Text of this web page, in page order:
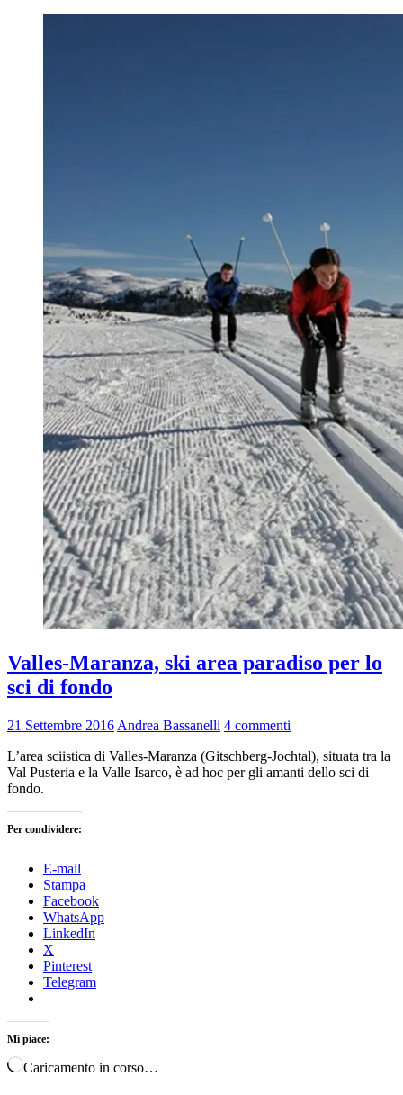
Valles-Maranza, ski area paradiso per lo
sci di fondo
21 Settembre 2016 Andrea Bassanelli 4 commenti
L’area sciistica di Valles-Maranza (Gitschberg-Jochtal), situata tra la
Val Pusteria e la Valle Isarco, è ad hoc per gli amanti dello sci di
fondo.
Per condividere:
E-mail
Stampa
Facebook
WhatsApp
LinkedIn
X
Pinterest
Telegram
Mi piace:
Caricamento in corso…